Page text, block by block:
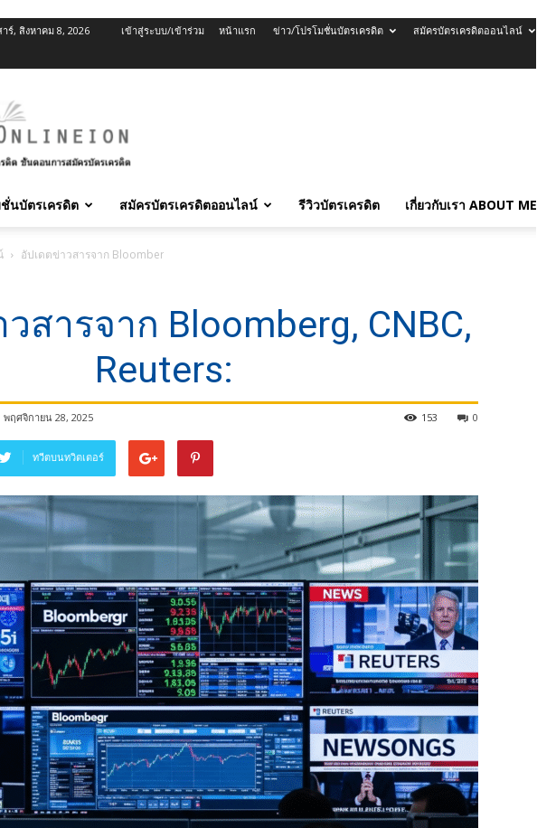
าร์, สิงหาคม 8, 2026 เข้าสู่ระบบ/เข้าร่วม หน้าแรก ข่าว/โปรโมชั่นบัตรเครดิต สมัครบัตรเครดิตออนไลน์
นบัตรเครดิต สมัครบัตรเครดิตออนไลน์ รีวิวบัตรเครดิต เกี่ยวกับเรา ABOUT ME
อัปเดตข่าวสารจาก Bloomberg, CNBC, Reuters:
สารจาก Bloomberg, CNBC,
Reuters:
พฤศจิกายน 28, 2025 0
153
ทวีตบนทวิตเตอร์